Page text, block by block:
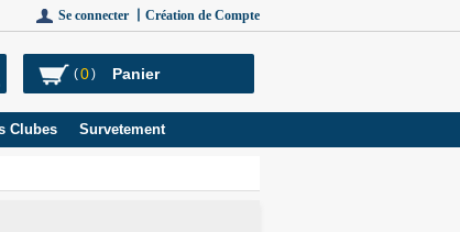
Se connecter 丨 Création de Compte
(0) Panier
Clubes Survetement